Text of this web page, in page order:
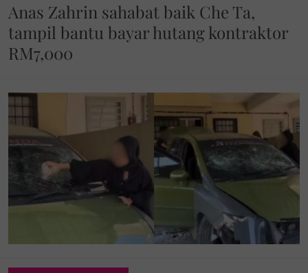
Anas Zahrin sahabat baik Che Ta,
tampil bantu bayar hutang kontraktor
RM7,000